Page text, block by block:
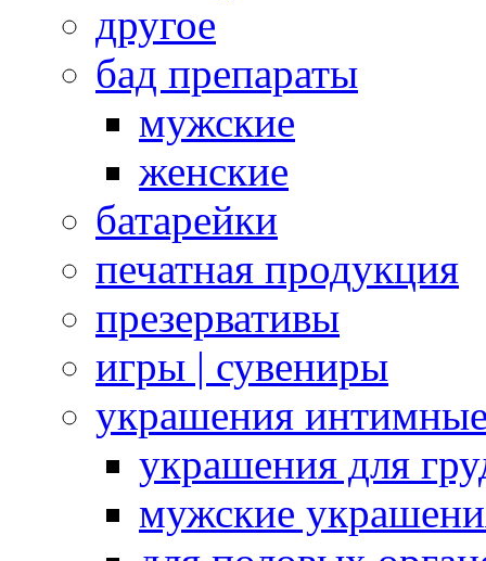
другое
бад препараты
мужские
женские
батарейки
печатная продукция
презервативы
игры | сувениры
украшения
украшения для
мужские